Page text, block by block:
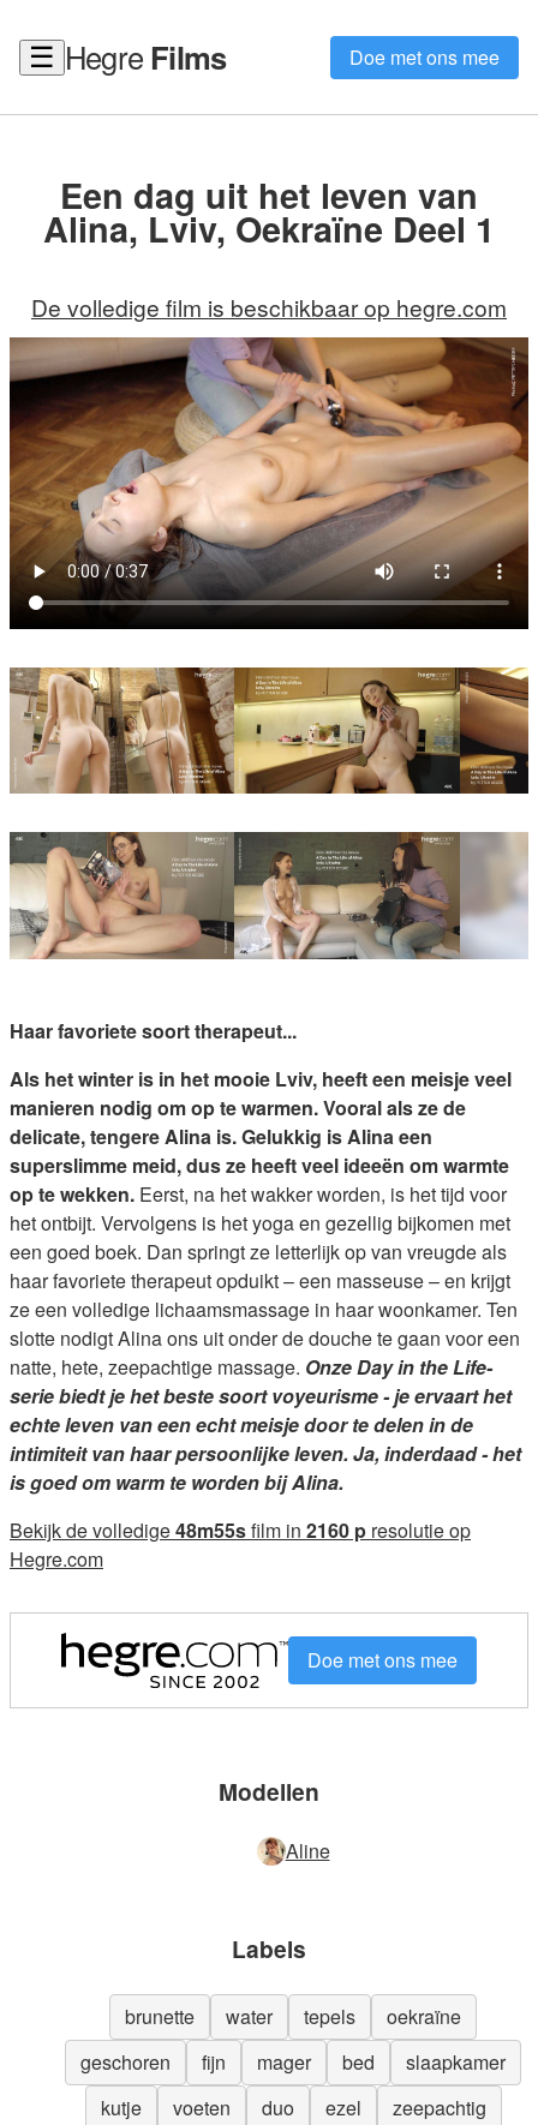
☰ Hegre Films Doe met ons mee
Een dag uit het leven van
Alina, Lviv, Oekraïne Deel 1
De volledige film is beschikbaar op hegre.com
Haar favoriete soort therapeut...
Als het winter is in het mooie Lviv, heeft een meisje veel
manieren nodig om op te warmen. Vooral als ze de
delicate, tengere Alina is. Gelukkig is Alina een
superslimme meid, dus ze heeft veel ideeën om warmte
op te wekken. Eerst, na het wakker worden, is het tijd voor
het ontbijt. Vervolgens is het yoga en gezellig bijkomen met
een goed boek. Dan springt ze letterlijk op van vreugde als
haar favoriete therapeut opduikt – een masseuse – en krijgt
ze een volledige lichaamsmassage in haar woonkamer. Ten
slotte nodigt Alina ons uit onder de douche te gaan voor een
natte, hete, zeepachtige massage. Onze Day in the Life-
serie biedt je het beste soort voyeurisme - je ervaart het
echte leven van een echt meisje door te delen in de
intimiteit van haar persoonlijke leven. Ja, inderdaad - het
is goed om warm te worden bij Alina.
Bekijk de volledige48m55sfilm in 2160 p resolutie op
Hegre.com
Doe met ons mee
Modellen
Aline
Labels
brunette water tepels
oekraïne
geschoren
fijn mager bed
slaapkamer
kutje
voeten duo ezel
zeepachtig